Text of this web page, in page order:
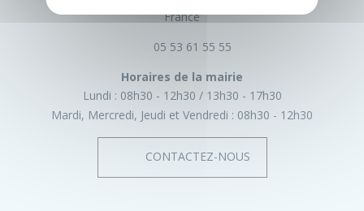
France
05 53 61 55 55
Horaires de la mairie
Lundi : 08h30 - 12h30
13h30 - 17h30
Mardi, Mercredi, Jeudi et Vendredi : 08h30 - 12h30
CONTACTEZ-NOUS